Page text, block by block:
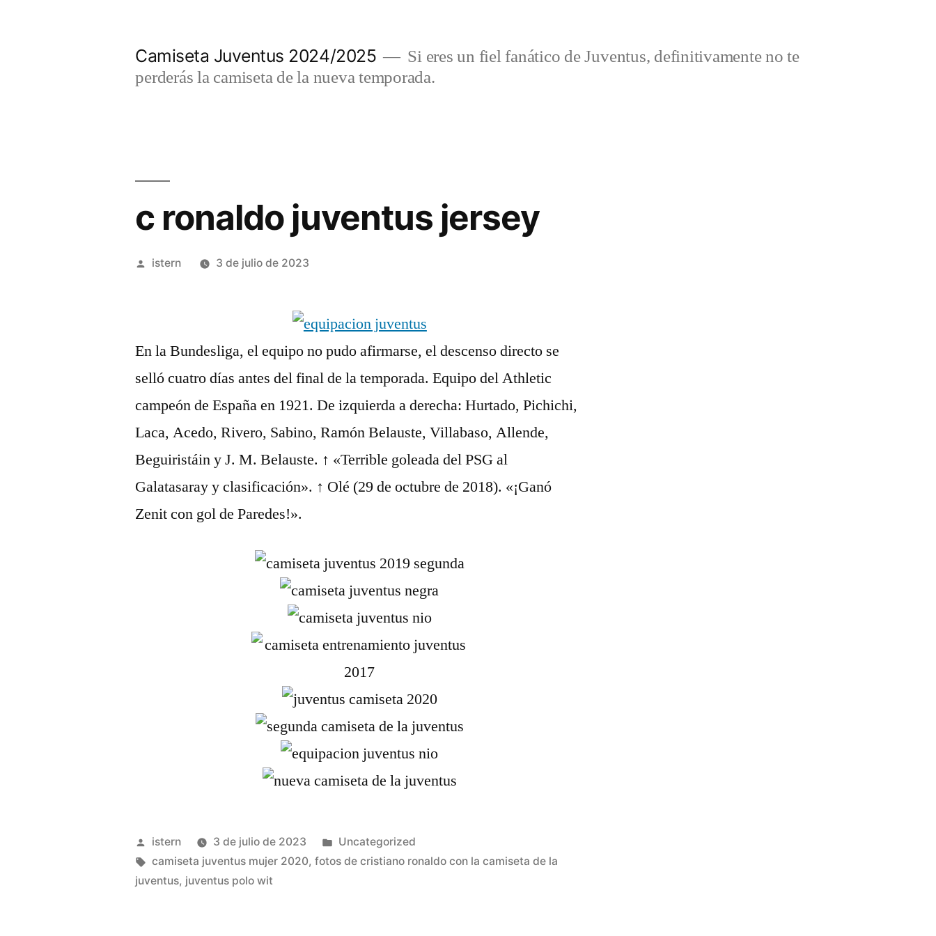
Camiseta Juventus 2024/2025
Si eres un fiel fanático de Juventus, definitivamente no te
perderás la camiseta de la nueva temporada.
c ronaldo juventus jersey
Publicado
istern 3 de julio de 2023
En la Bundesliga, el equipo no pudo afirmarse, el descenso directo se
selló cuatro días antes del final de la temporada. Equipo del Athletic
campeón de España en 1921. De izquierda a derecha: Hurtado, Pichichi,
Laca, Acedo, Rivero, Sabino, Ramón Belauste, Villabaso, Allende,
Beguiristáin y J. M. Belauste. ↑ «Terrible goleada del PSG al
Galatasaray y clasificación». ↑ Olé (29 de octubre de 2018). «¡Ganó
Zenit con gol de Paredes!».
Publicado
por
istern 3 de julio de 2023
Publicado
en
Uncategorized
Etiquetas:
camiseta juventus mujer 2020,fotos de cristiano ronaldo con la camiseta de la
juventus, juventus polo wit